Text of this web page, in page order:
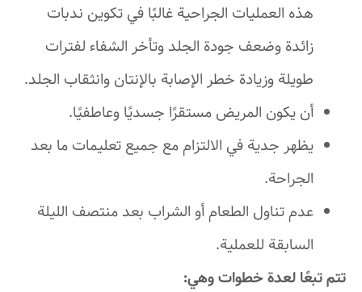
هذه العمليات الجراحية غالبًا في تكوين ندبات
زائدة وضعف جودة الجلد وتأخر الشفاء لفترات
طويلة وزيادة خطر الإصابة بالإنتان وانثقاب الجلد.
أن يكون المريض مستقرًا جسديًا وعاطفيًا.
يظهر جدية في الالتزام مع جميع تعليمات ما بعد
الجراحة.
عدم تناول الطعام أو الشراب بعد منتصف الليلة
السابقة للعملية.
تتم تبعًا لعدة خطوات وهي: